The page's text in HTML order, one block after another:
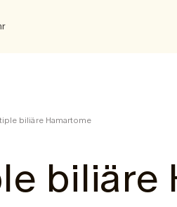
biliäre Hamartome
biliäre